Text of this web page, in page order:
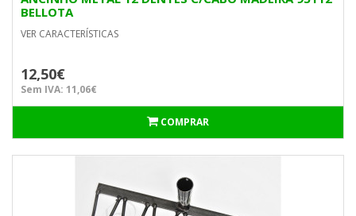
BELLOTA
VER CARACTERÍSTICAS
12,50€
Sem IVA: 11,06€
COMPRAR